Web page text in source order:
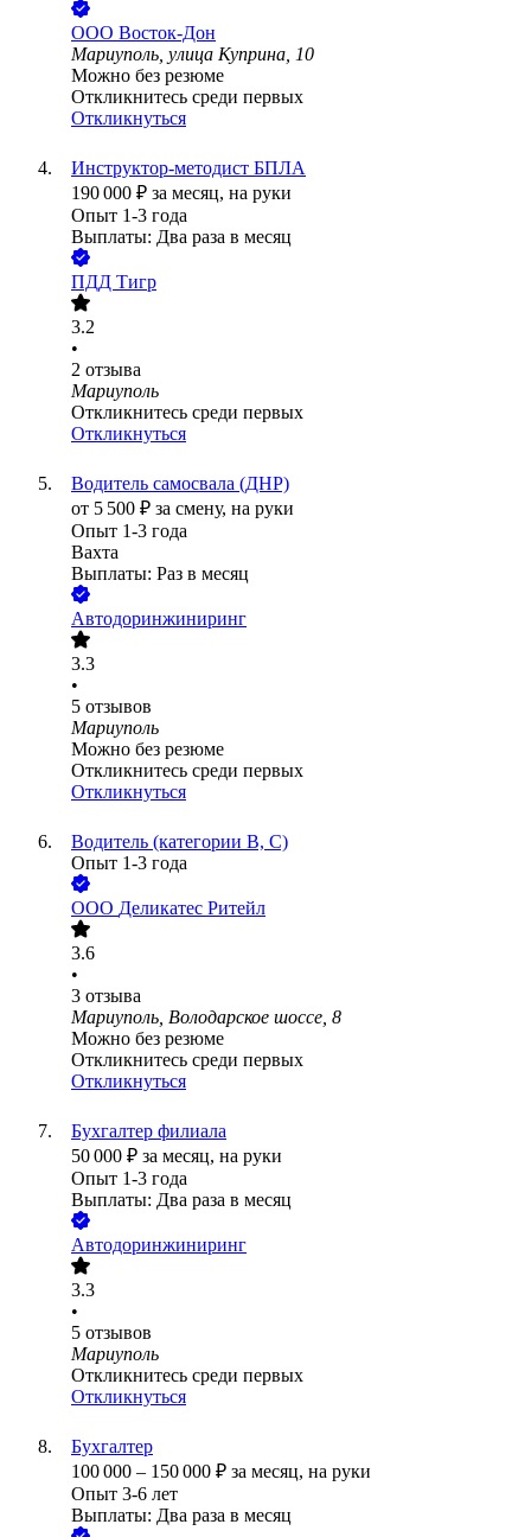
ООО Восток-Дон
Мариуполь, улица Куприна, 10
Можно без резюме
Откликнитесь среди первых
Откликнуться
Инструктор-методист БПЛА
190 000 ₽ за месяц, на руки
Опыт 1-3 года
Выплаты: Два раза в месяц
ПДД Тигр
3.2
•
2 отзыва
Мариуполь
Откликнитесь среди первых
Откликнуться
Водитель самосвала (ДНР)
от 5 500 ₽ за смену, на руки
Опыт 1-3 года
Вахта
Выплаты: Раз в месяц
Автодоринжиниринг
3.3
•
5 отзывов
Мариуполь
Можно без резюме
Откликнитесь среди первых
Откликнуться
Водитель (категории В, С)
Опыт 1-3 года
ООО Деликатес Ритейл
3.6
•
3 отзыва
Мариуполь, Володарское шоссе, 8
Можно без резюме
Откликнитесь среди первых
Откликнуться
Бухгалтер филиала
50 000 ₽ за месяц, на руки
Опыт 1-3 года
Выплаты: Два раза в месяц
Автодоринжиниринг
3.3
•
5 отзывов
Мариуполь
Откликнитесь среди первых
Откликнуться
Бухгалтер
100 000 – 150 000 ₽ за месяц, на руки
Опыт 3-6 лет
Выплаты: Два раза в месяц